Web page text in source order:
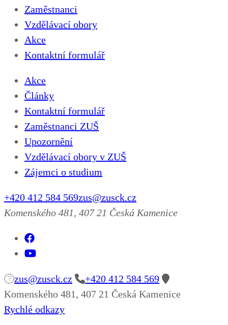
Zaměstnanci
Vzdělávací obory
Akce
Kontaktní formulář
Akce
Články
Kontaktní formulář
Zaměstnanci ZUŠ
Upozornění
Vzdělávací obory v ZUŠ
Zájemci o studium
+420 412 584 569zus@zusck.cz
Komenského 481, 407 21 Česká Kamenice
zus@zusck.cz
+420 412 584 569
Komenského 481, 407 21 Česká Kamenice
Rychlé odkazy